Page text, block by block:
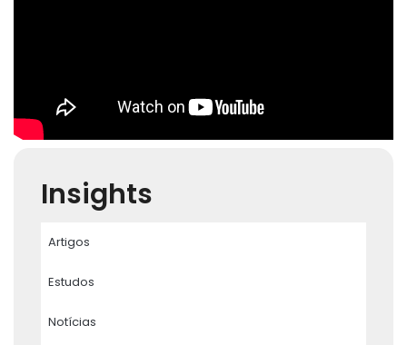
Insights
Artigos
Estudos
Notícias